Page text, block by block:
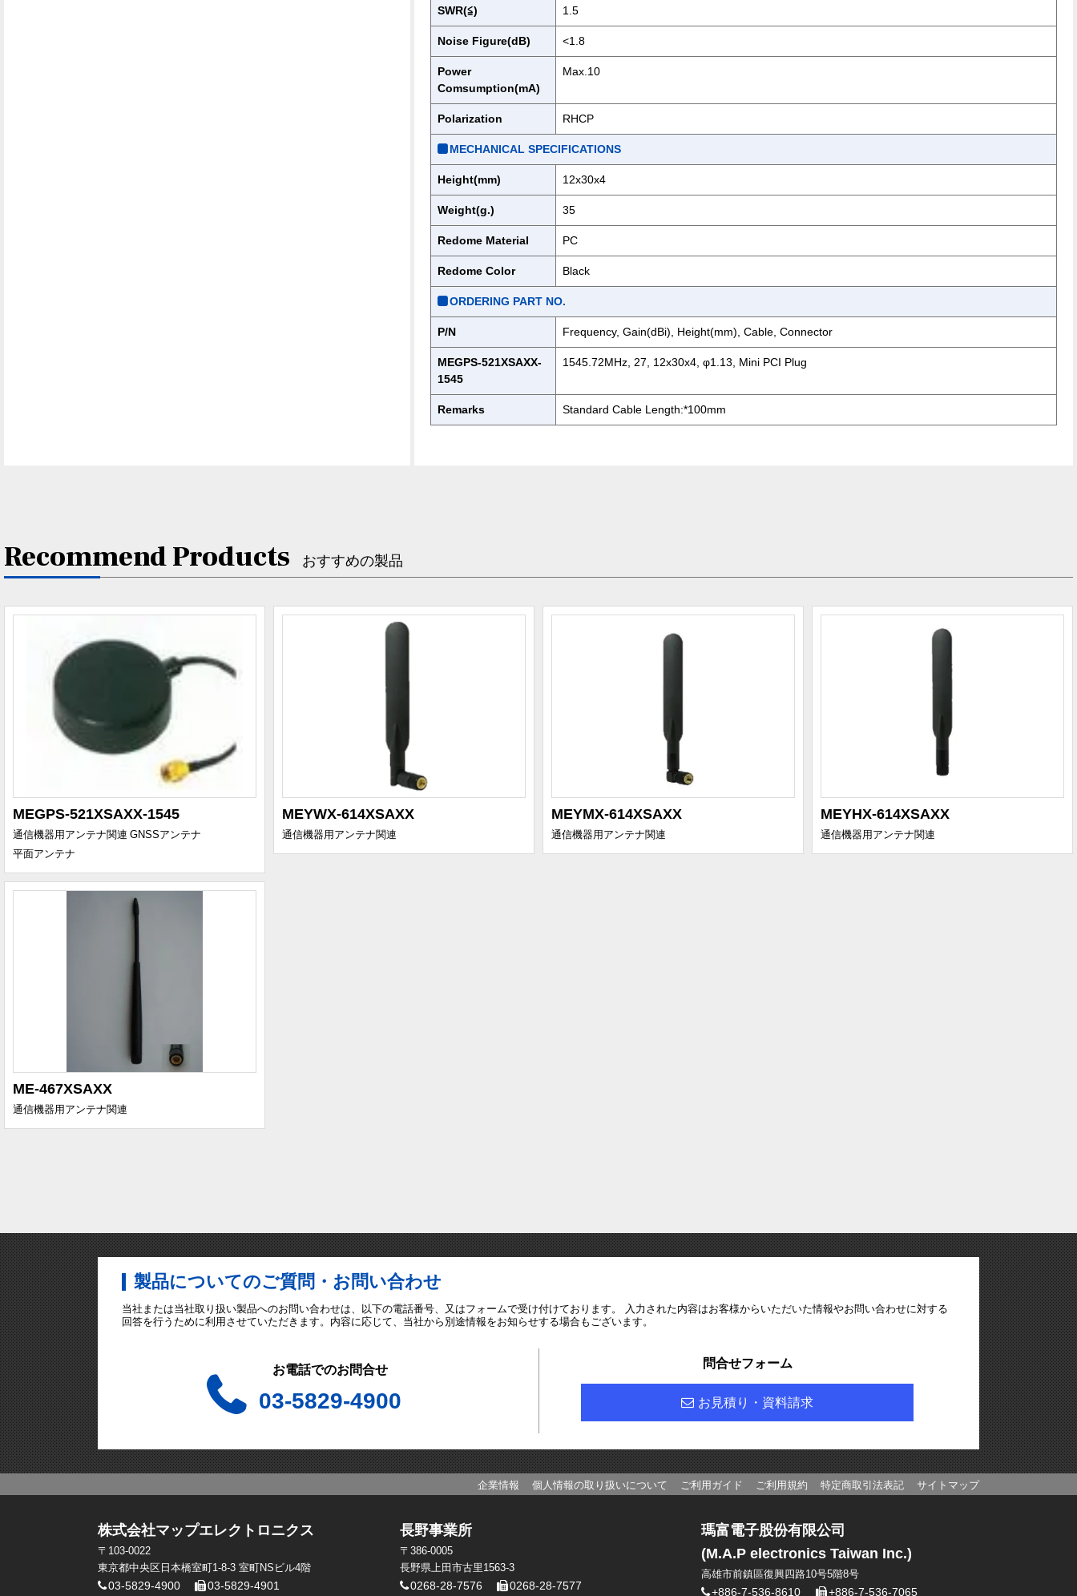
SWR(≦) 1.5
Noise Figure(dB) <1.8
Power
Comsumption(mA)
Max.10
Polarization RHCP
MECHANICAL SPECIFICATIONS
Height(mm) 12x30x4
Weight(g.) 35
Redome Material PC
Redome Color Black
ORDERING PART NO.
P/N Frequency, Gain(dBi), Height(mm), Cable, Connector
MEGPS-521XSAXX-
1545
1545.72MHz, 27, 12x30x4, φ1.13, Mini PCI Plug
Remarks Standard Cable Length:*100mm
Recommend Products おすすめの製品
MEGPS-521XSAXX-1545
通信機器用アンテナ関連 GNSSアンテナ
平面アンテナ
MEYWX-614XSAXX
通信機器用アンテナ関連
MEYMX-614XSAXX
通信機器用アンテナ関連
MEYHX-614XSAXX
通信機器用アンテナ関連
ME-467XSAXX
通信機器用アンテナ関連
製品についてのご質問・お問い合わせ
当社または当社取り扱い製品へのお問い合わせは、以下の電話番号、又はフォームで受け付けております。 入力された内容はお客様からいただいた情報やお問い合わせに対する
回答を行うために利用させていただきます。内容に応じて、当社から別途情報をお知らせする場合もございます。
お電話でのお問合せ
03-5829-4900
問合せフォーム
お見積り・資料請求
企業情報 個人情報の取り扱いについて ご利用ガイド ご利用規約 特定商取引法表記 サイトマップ
株式会社マップエレクトロニクス
〒103-0022
東京都中央区日本橋室町1-8-3 室町NSビル4階
03-5829-4900 03-5829-4901
長野事業所
〒386-0005
長野県上田市古里1563-3
0268-28-7576 0268-28-7577
瑪富電子股份有限公司
(M.A.P electronics Taiwan Inc.)
高雄市前鎮區復興四路10号5階8号
+886-7-536-8610 +886-7-536-7065